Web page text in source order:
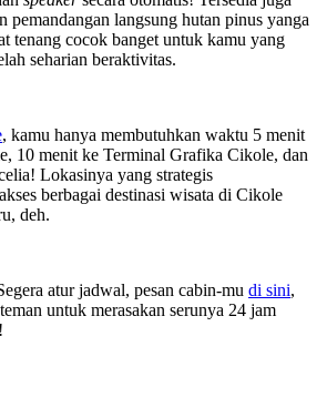
pemandangan langsung hutan pinus yanga
tenang cocok banget untuk kamu yang
seharian beraktivitas.
, kamu hanya membutuhkan waktu 5 menit
10 menit ke Terminal Grafika Cikole, dan
Lokasinya yang strategis
berbagai destinasi wisata di Cikole
deh.
atur jadwal, pesan cabin-mu di sini,
untuk merasakan serunya 24 jam